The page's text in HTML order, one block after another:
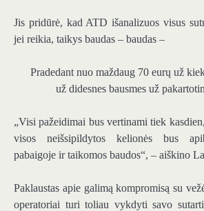
Jis pridūrė, kad ATD išanalizuos visus
jei reikia, taikys baudas – baudas –
Pradedant nuo maždaug 70 eurų už
už didesnes bausmes už
„Visi pažeidimai bus vertinami tiek
visos neišsipildytos kelionės bus
pabaigoje ir taikomos baudos“, – aiškino
Paklaustas apie galimą kompromisą su
operatoriai turi toliau vykdyti savo